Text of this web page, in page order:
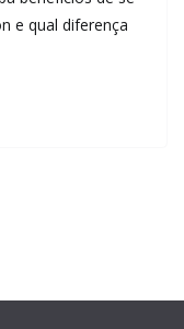
e qual diferença